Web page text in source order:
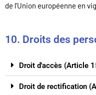
de l’Union européenne en
10. Droits des
Droit d'accès (Article
Droit de rectification